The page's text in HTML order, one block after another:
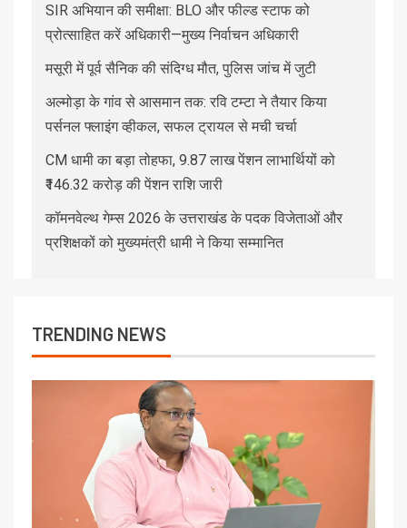
SIR अभियान की समीक्षा: BLO और फील्ड स्टाफ को
प्रोत्साहित करें अधिकारी—मुख्य निर्वाचन अधिकारी
मसूरी में पूर्व सैनिक की संदिग्ध मौत, पुलिस जांच में जुटी
अल्मोड़ा के गांव से आसमान तक: रवि टम्टा ने तैयार किया
पर्सनल फ्लाइंग व्हीकल, सफल ट्रायल से मची चर्चा
CM धामी का बड़ा तोहफा, 9.87 लाख पेंशन लाभार्थियों को
₹146.32 करोड़ की पेंशन राशि जारी
कॉमनवेल्थ गेम्स 2026 के उत्तराखंड के पदक विजेताओं और
प्रशिक्षकों को मुख्यमंत्री धामी ने किया सम्मानित
TRENDING NEWS